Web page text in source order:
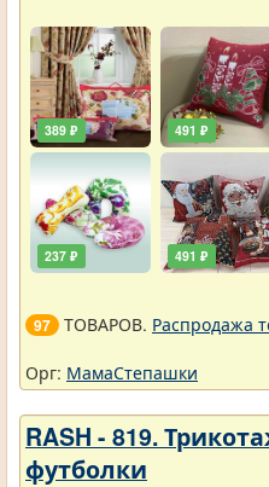
389 ₽
237 ₽
491 ₽
491 ₽
97 ТОВАРОВ. Распродажа
Орг: МамаСтепашки
RASH - 819.
футболки